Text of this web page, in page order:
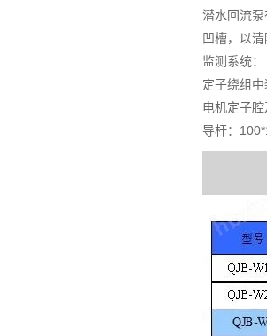
潜水回流
凹槽，以
监测系统：
定子绕组
电机定子
导杆：